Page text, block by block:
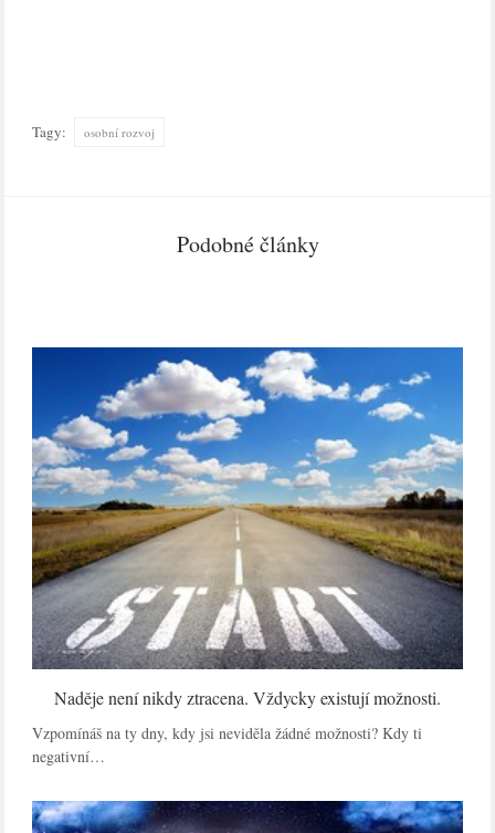
Tagy: osobní rozvoj
Podobné články
Naděje není nikdy ztracena. Vždycky existují možnosti.
Vzpomínáš na ty dny, kdy jsi neviděla žádné možnosti? Kdy ti
negativní…